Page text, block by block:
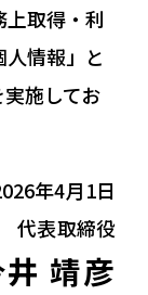
取得・利
情報」と
施してお
年4月1日
代表取締役
靖彦